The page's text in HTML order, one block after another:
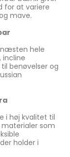
for at variere
og mave.
hele
incline
benøvelser og
i høj kvalitet til
som
holder i